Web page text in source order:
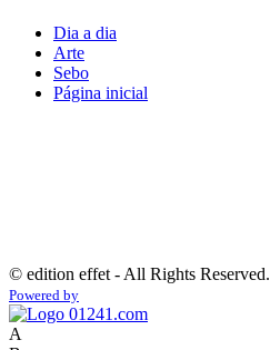
Dia a dia
Arte
Sebo
Página inicial
© edition effet - All Rights Reserved.
Powered by
A